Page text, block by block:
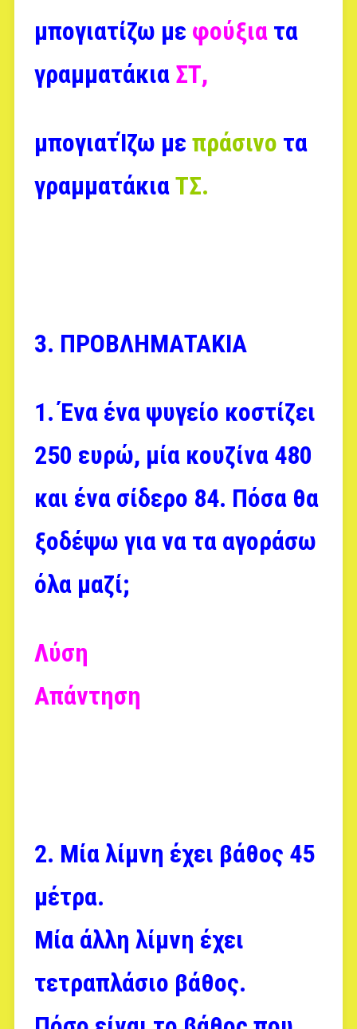
μπογιατίζω με φούξιατα
γραμματάκια ΣΤ,
μπογιατΊζω με πράσινο τα
γραμματάκιαΤΣ.
3. ΠΡΟΒΛΗΜΑΤΑΚΙΑ
1. Ένα ένα ψυγείο κοστίζει
250 ευρώ, μία κουζίνα 480
και ένα σίδερο 84. Πόσα θα
ξοδέψω για να τα αγοράσω
όλα μαζί;
Λύση
Απάντηση
2. Μία λίμνη έχει βάθος 45
μέτρα.
Μία άλλη λίμνη έχει
τετραπλάσιο βάθος.